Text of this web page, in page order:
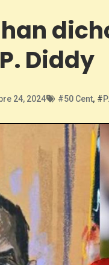
han
Diddy
24, 2024 #50 Cent, #